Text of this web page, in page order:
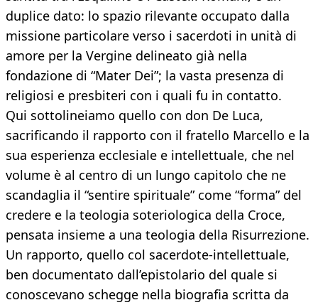
duplice dato: lo spazio rilevante occupato dalla
missione particolare verso i sacerdoti in unità di
amore per la Vergine delineato già nella
fondazione di “Mater Dei”; la vasta presenza di
religiosi e presbiteri con i quali fu in contatto.
Qui sottolineiamo quello con don De Luca,
sacrificando il rapporto con il fratello Marcello e la
sua esperienza ecclesiale e intellettuale, che nel
volume è al centro di un lungo capitolo che ne
scandaglia il “sentire spirituale” come “forma” del
credere e la teologia soteriologica della Croce,
pensata insieme a una teologia della Risurrezione.
Un rapporto, quello col sacerdote-intellettuale,
ben documentato dall’epistolario del quale si
conoscevano schegge nella biografia scritta da